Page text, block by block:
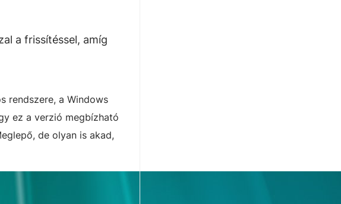
a frissítéssel, amíg
rendszere, a Windows
ez a verzió megbízható
de olyan is akad,